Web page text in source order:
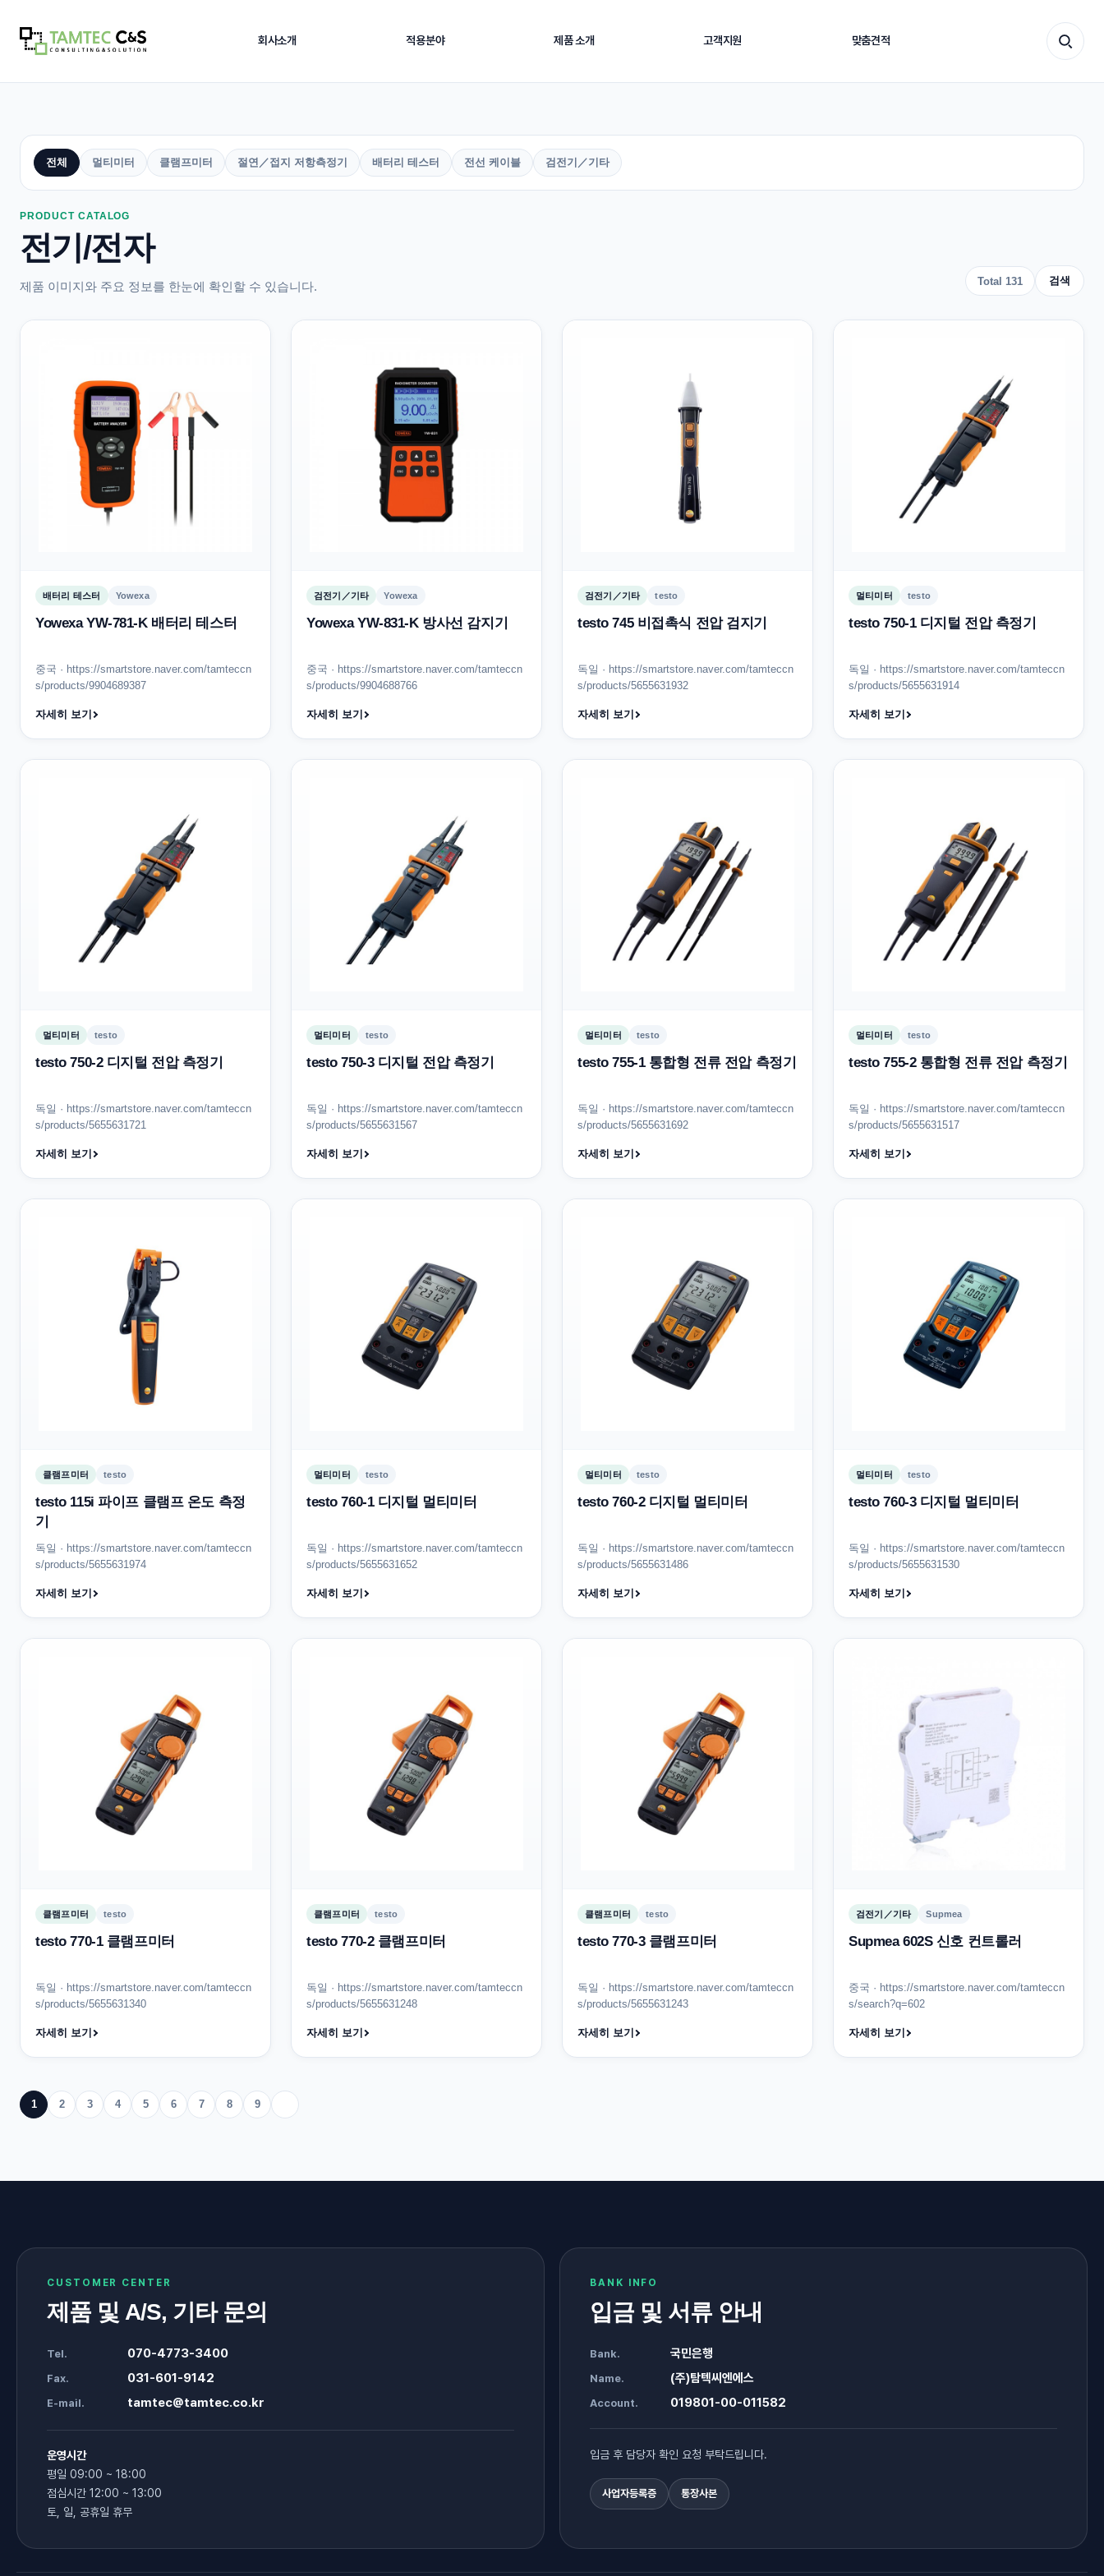
회사소개 적용분야 제품 소개 고객지원 맞춤견적
회사소개
납품사례
인사말
전
기/
카
고
리
전체 멀티미터 클램프미터 절연／접지 저항측정기 배터리 테스터 전선 케이블 검전기／기타
PRODUCT CATALOG
전기/전자
제품 이미지와 주요 정보를 한눈에 확인할 수 있습니다. Total 131 검색
배터리 테스터 Yowexa
Yowexa YW-781-K 배터리 테스터
중국 · https://smartstore.naver.com/tamteccn
s/products/9904689387
자세히 보기
검전기／기타 Yowexa
Yowexa YW-831-K 방사선 감지기
중국 · https://smartstore.naver.com/tamteccn
s/products/9904688766
자세히 보기
검전기／기타 testo
testo 745 비접촉식 전압 검지기
독일 · https://smartstore.naver.com/tamteccn
s/products/5655631932
자세히 보기
멀티미터 testo
testo 750-1 디지털 전압 측정기
독일 · https://smartstore.naver.com/tamteccn
s/products/5655631914
자세히 보기
멀티미터 testo
testo 750-2 디지털 전압 측정기
독일 · https://smartstore.naver.com/tamteccn
s/products/5655631721
자세히 보기
멀티미터 testo
testo 750-3 디지털 전압 측정기
독일 · https://smartstore.naver.com/tamteccn
s/products/5655631567
자세히 보기
멀티미터 testo
testo 755-1 통합형 전류 전압 측정기
독일 · https://smartstore.naver.com/tamteccn
s/products/5655631692
자세히 보기
멀티미터 testo
testo 755-2 통합형 전류 전압 측정기
독일 · https://smartstore.naver.com/tamteccn
s/products/5655631517
자세히 보기
클램프미터 testo
testo 115i 파이프 클램프 온도 측정
기
독일 · https://smartstore.naver.com/tamteccn
s/products/5655631974
자세히 보기
멀티미터 testo
testo 760-1 디지털 멀티미터
독일 · https://smartstore.naver.com/tamteccn
s/products/5655631652
자세히 보기
멀티미터 testo
testo 760-2 디지털 멀티미터
독일 · https://smartstore.naver.com/tamteccn
s/products/5655631486
자세히 보기
멀티미터 testo
testo 760-3 디지털 멀티미터
독일 · https://smartstore.naver.com/tamteccn
s/products/5655631530
자세히 보기
클램프미터 testo
testo 770-1 클램프미터
독일 · https://smartstore.naver.com/tamteccn
s/products/5655631340
자세히 보기
클램프미터 testo
testo 770-2 클램프미터
독일 · https://smartstore.naver.com/tamteccn
s/products/5655631248
자세히 보기
클램프미터 testo
testo 770-3 클램프미터
독일 · https://smartstore.naver.com/tamteccn
s/products/5655631243
자세히 보기
검전기／기타 Supmea
Supmea 602S 신호 컨트롤러
중국 · https://smartstore.naver.com/tamteccn
s/search?q=602
자세히 보기
1 2 3 4 5 6 7 8 9
CUSTOMER CENTER
제품 및 A/S, 기타 문의
Tel. 070-4773-3400
Fax. 031-601-9142
E-mail. tamtec@tamtec.co.kr
운영시간
평일 09:00 ~ 18:00
점심시간 12:00 ~ 13:00
토, 일, 공휴일 휴무
BANK INFO
입금 및 서류 안내
Bank. 국민은행
Name. (주)탐텍씨엔에스
Account. 019801-00-011582
입금 후 담당자 확인 요청 부탁드립니다.
사업자등록증 통장사본